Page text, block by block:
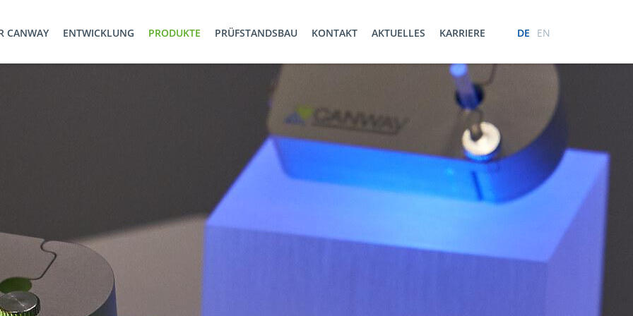
CANWAY ENTWICKLUNG PRODUKTE PRÜFSTANDSBAU KONTAKT AKTUELLES KARRIERE DE EN